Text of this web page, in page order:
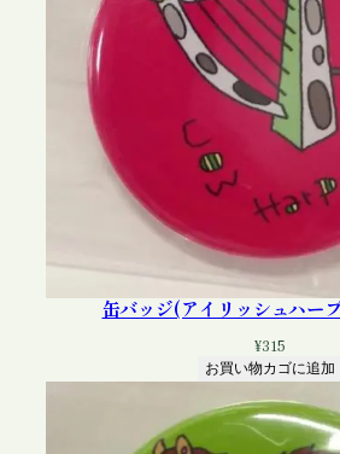
缶バッジ(アイリッシュハー
¥315
お買い物カゴに追加